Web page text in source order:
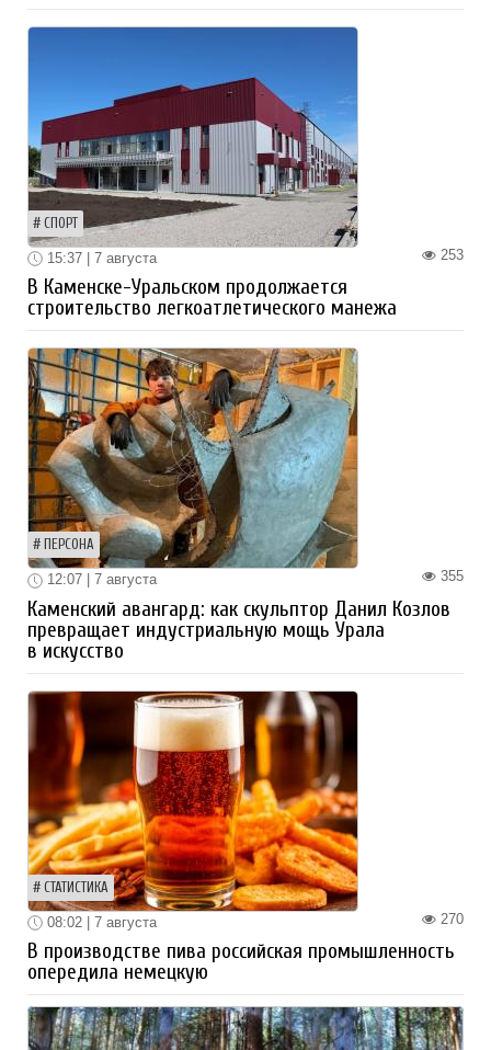
СПОРТ
253
15:37 | 7 августа
В Каменске-Уральском продолжается
строительство легкоатлетического манежа
ПЕРСОНА
355
12:07 | 7 августа
Каменский авангард: как скульптор Данил Козлов
превращает индустриальную мощь Урала
в искусство
СТАТИСТИКА
270
08:02 | 7 августа
В производстве пива российская промышленность
опередила немецкую